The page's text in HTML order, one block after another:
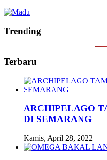
Trending
Terbaru
ARCHIPELAGO
DI SEMARANG
Kamis, April 28, 2022